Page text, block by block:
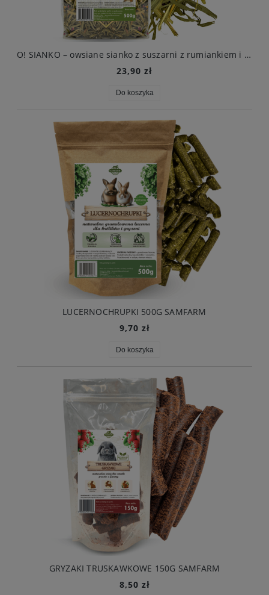
O! SIANKO – owsiane sianko z suszarni z rumiankiem i różą 500g
23,90 zł
Do koszyka
LUCERNOCHRUPKI 500G SAMFARM
9,70 zł
Do koszyka
GRYZAKI TRUSKAWKOWE 150G SAMFARM
8,50 zł